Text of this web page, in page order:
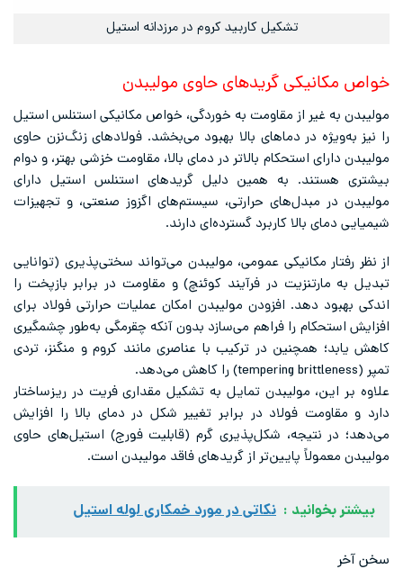
تشکیل کاربید کروم در مرزدانه استیل
خواص مکانیکی گریدهای حاوی مولیبدن
مولیبدن به غیر از مقاومت به خوردگی، خواص مکانیکی استنلس استیل
را نیز به‌ویژه در دماهای بالا بهبود می‌بخشد. فولادهای زنگ‌نزن حاوی
مولیبدن دارای استحکام بالاتر در دمای بالا، مقاومت خزشی بهتر، و دوام
بیشتری هستند. به همین دلیل گریدهای استنلس استیل دارای
مولیبدن در مبدل‌های حرارتی، سیستم‌های اگزوز صنعتی، و تجهیزات
شیمیایی دمای بالا کاربرد گسترده‌ای دارند.
از نظر رفتار مکانیکی عمومی، مولیبدن می‌تواند سختی‌پذیری (توانایی
تبدیل به مارتنزیت در فرآیند کوئنچ) و مقاومت در برابر بازپخت را
اندکی بهبود دهد. افزودن مولیبدن امکان عملیات حرارتی فولاد برای
افزایش استحکام را فراهم می‌سازد بدون آنکه چقرمگی به‌طور چشمگیری
کاهش یابد؛ همچنین در ترکیب با عناصری مانند کروم و منگنز، تردی
تمپر (tempering brittleness) را کاهش می‌دهد.
علاوه بر این، مولیبدن تمایل به تشکیل مقداری فریت در ریزساختار
دارد و مقاومت فولاد در برابر تغییر شکل در دمای بالا را افزایش
می‌دهد؛ در نتیجه، شکل‌پذیری گرم (قابلیت فورج) استیل‌های حاوی
مولیبدن معمولاً پایین‌تر از گریدهای فاقد مولیبدن است.
بیشتر بخوانید : نکاتی در مورد خمکاری لوله استیل
سخن آخر